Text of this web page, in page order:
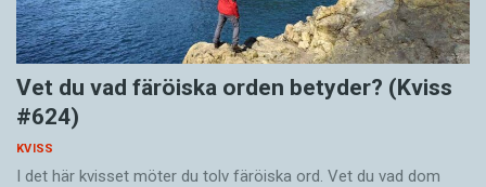
Vet du vad färöiska orden betyder? (Kviss
#624)
KVISS
I det här kvisset möter du tolv färöiska ord. Vet du vad dom